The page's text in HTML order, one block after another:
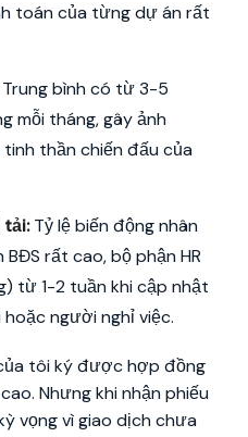
toán của từng dự án rất
bình có từ 3-5
mỗi tháng, gây ảnh
thần chiến đấu của
tải:Tỷ lệ biến động nhân
rất cao, bộ phận HR
từ 1-2 tuần khi cập nhật
người nghỉ việc.
tôi ký được hợp đồng
Nhưng khi nhận phiếu
vọng vì giao dịch chưa